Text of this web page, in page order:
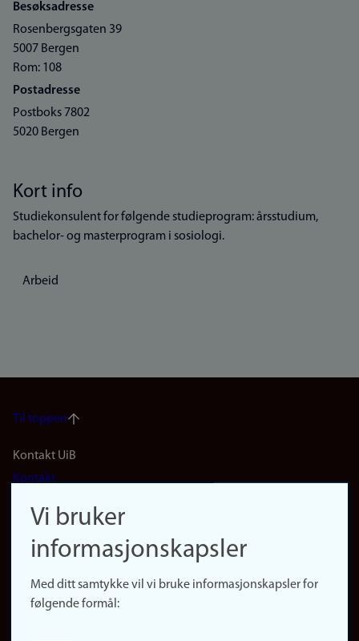
Besøksadresse
Rosenbergsgaten 39
5007 Bergen
Rom: 108
Postadresse
Postboks 7802
5020 Bergen
Kort info
Studiekonsulent for følgende studieprogram: årsstudium,
bachelor- og masterprogram i sosiologi.
Arbeid
Til toppen
Footer
(no)
Kontakt UiB
Kontakt
Finn forsker
Presse
Finn studier
Ledige stillinger
Vi bruker
informasjonskapsler
Med ditt samtykke vil vi bruke informasjonskapsler for
følgende formål: